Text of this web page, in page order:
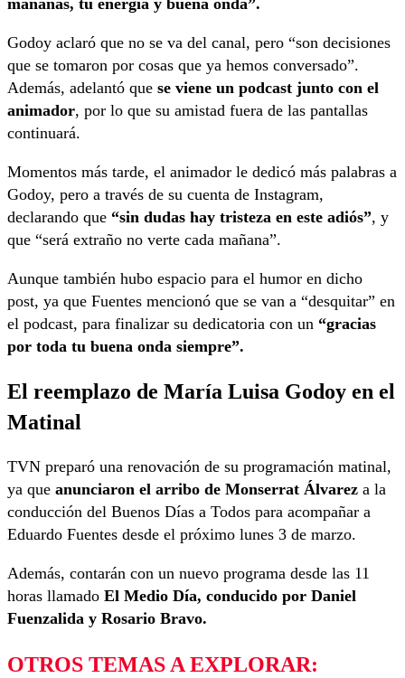
mañanas, tu energía y buena onda”.
Godoy aclaró que no se va del canal, pero “son decisiones
que se tomaron por cosas que ya hemos conversado”.
Además, adelantó que se viene un podcast junto con el
animador, por lo que su amistad fuera de las pantallas
continuará.
Momentos más tarde, el animador le dedicó más palabras a
Godoy, pero a través de su cuenta de Instagram,
declarando que “sin dudas hay tristeza en este adiós”, y
que “será extraño no verte cada mañana”.
Aunque también hubo espacio para el humor en dicho
post, ya que Fuentes mencionó que se van a “desquitar” en
el podcast, para finalizar su dedicatoria con un “gracias
por toda tu buena onda siempre”.
El reemplazo de María Luisa Godoy en el
Matinal
TVN preparó una renovación de su programación matinal,
ya que anunciaron el arribo de Monserrat Álvarez a la
conducción del Buenos Días a Todos para acompañar a
Eduardo Fuentes desde el próximo lunes 3 de marzo.
Además, contarán con un nuevo programa desde las 11
horas llamado El Medio Día, conducido por Daniel
Fuenzalida y Rosario Bravo.
OTROS TEMAS A EXPLORAR: